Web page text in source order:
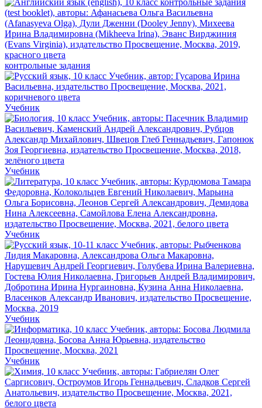
контрольные задания
Учебник
Учебник
Учебник
Учебник
Учебник